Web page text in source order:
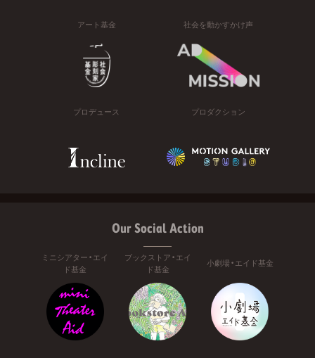
アート基金 社会を動かすかけ声
プロデュース プロダクション
Our Social Action
ミニシアター・エイ
ド基金
ブックストア・エイ
ド基金
小劇場・エイド基金